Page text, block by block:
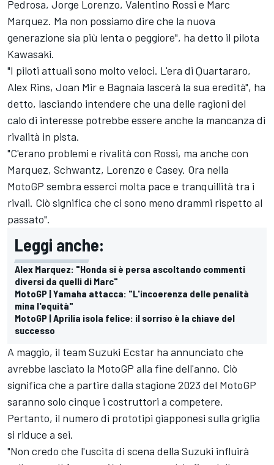
Pedrosa, Jorge Lorenzo, Valentino Rossi e Marc
Marquez. Ma non possiamo dire che la nuova
generazione sia più lenta o peggiore", ha detto il pilota
Kawasaki.
"I piloti attuali sono molto veloci. L'era di Quartararo,
Alex Rins, Joan Mire Bagnaia lascerà la sua eredità", ha
detto, lasciando intendere che una delle ragioni del
calo di interesse potrebbe essere anche la mancanza di
rivalità in pista.
"C'erano problemi e rivalità con Rossi, ma anche con
Marquez, Schwantz, Lorenzo e Casey. Ora nella
MotoGP sembra esserci molta pace e tranquillità tra i
rivali. Ciò significa che ci sono meno drammi rispetto al
passato".
Leggi anche:
Alex Marquez: "Honda si è persa ascoltando commenti
diversi da quelli di Marc"
MotoGP | Yamaha attacca: "L'incoerenza delle penalità
mina l'equità"
MotoGP | Aprilia isola felice: il sorriso è la chiave del
successo
A maggio, il team Suzuki Ecstar ha annunciato che
avrebbe lasciato la MotoGP alla fine dell'anno. Ciò
significa che a partire dalla stagione 2023 del MotoGP
saranno solo cinque i costruttori a competere.
Pertanto, il numero di prototipi giapponesi sulla griglia
si riduce a sei.
"Non credo che l'uscita di scena della Suzuki influirà